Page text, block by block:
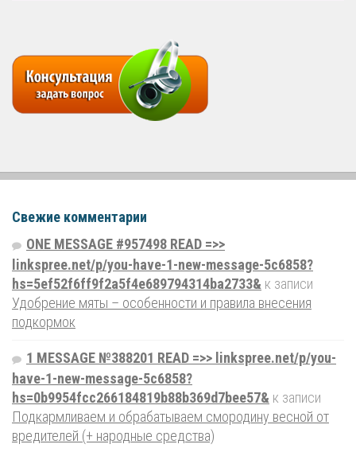
Свежие комментарии
ONE MESSAGE #957498 READ =>>
linkspree.net/p/you-have-1-new-message-5c6858?
hs=5ef52f6ff9f2a5f4e689794314ba2733& к записи
Удобрение мяты – особенности и правила внесения
подкормок
1 MESSAGE №388201 READ =>> linkspree.net/p/you-
have-1-new-message-5c6858?
hs=0b9954fcc266184819b88b369d7bee57& к записи
Подкармливаем и обрабатываем смородину весной от
вредителей (+ народные средства)